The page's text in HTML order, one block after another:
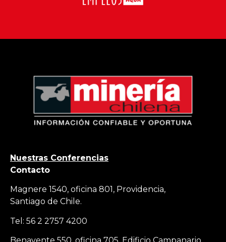
Nuestras Conferencias
Contacto
Magnere 1540, oficina 801, Providencia,
Santiago de Chile.
Tel: 56 2 2757 4200